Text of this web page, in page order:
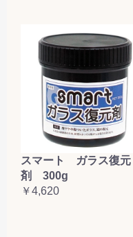
スマート ガラス復元
剤 300g
￥4,620